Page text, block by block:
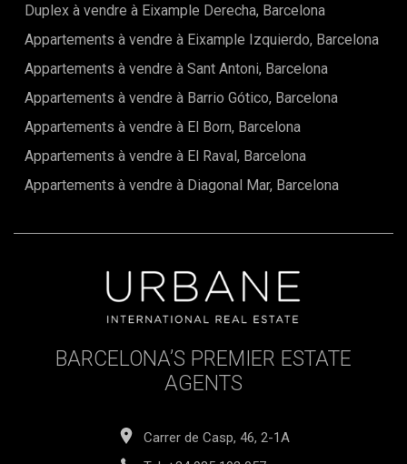
Duplex à vendre à Eixample Derecha, Barcelona
Appartements à vendre à Eixample Izquierdo, Barcelona
Appartements à vendre à Sant Antoni, Barcelona
Appartements à vendre à Barrio Gótico, Barcelona
Appartements à vendre à El Born, Barcelona
Appartements à vendre à El Raval, Barcelona
Appartements à vendre à Diagonal Mar, Barcelona
BARCELONA’S PREMIER ESTATE
AGENTS
Carrer de Casp, 46, 2-1A